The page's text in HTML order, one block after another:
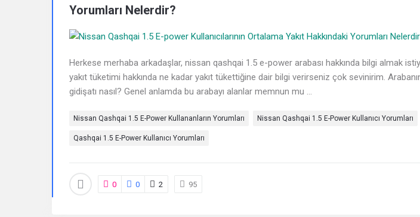
Deneyimleri
En
sonuncu
Yorumları Nelerdir?
Herkese merhaba arkadaşlar, nissan qashqai 1.5 e-power arabası hakkında bilgi almak
yakıt tüketimi hakkında ne kadar yakıt tükettiğine dair bilgi verirseniz çok sevinirim.
gidişatı nasıl? Genel anlamda bu arabayı alanlar memnun mu ...
Nissan Qashqai 1.5 E-Power Kullananların Yorumları Nissan Qashqai 1.5 E-Power Kullanıcı Yorumları
Qashqai 1.5 E-Power Kullanıcı Yorumları
0 0 2 95